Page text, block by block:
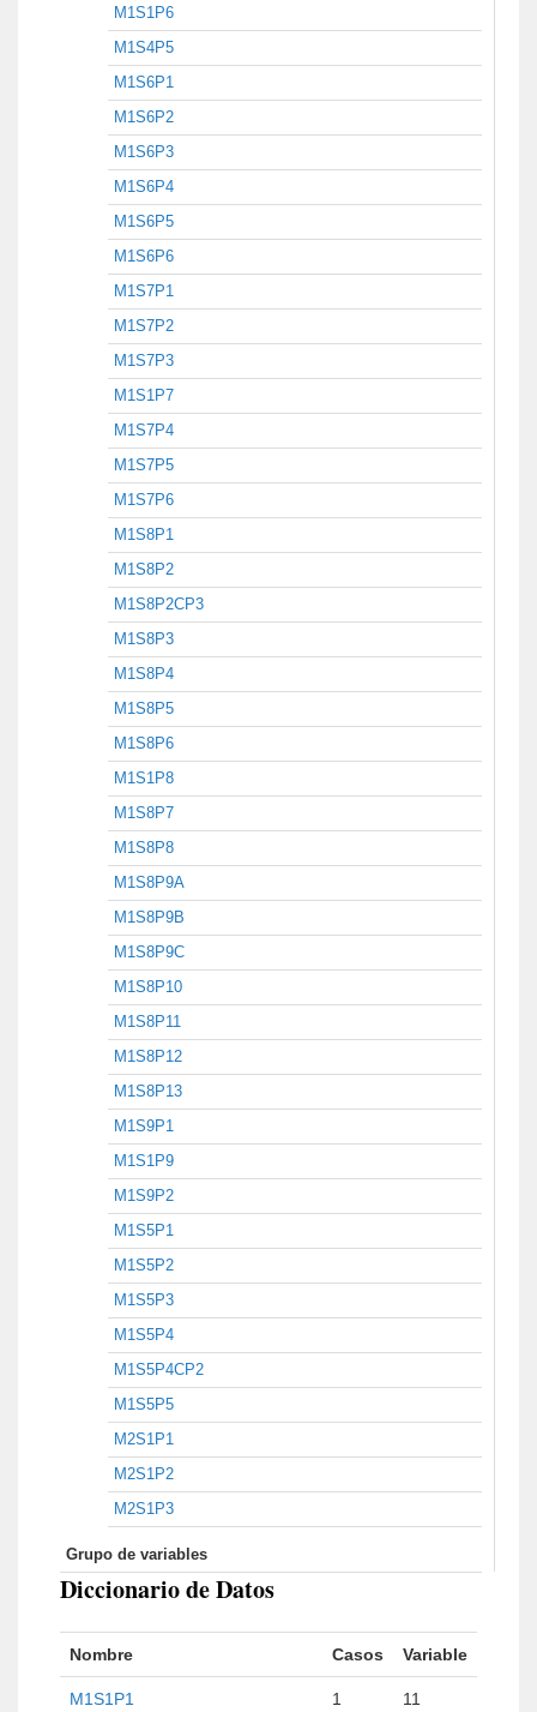
M1S1P6
M1S4P5
M1S6P1
M1S6P2
M1S6P3
M1S6P4
M1S6P5
M1S6P6
M1S7P1
M1S7P2
M1S7P3
M1S1P7
M1S7P4
M1S7P5
M1S7P6
M1S8P1
M1S8P2
M1S8P2CP3
M1S8P3
M1S8P4
M1S8P5
M1S8P6
M1S1P8
M1S8P7
M1S8P8
M1S8P9A
M1S8P9B
M1S8P9C
M1S8P10
M1S8P11
M1S8P12
M1S8P13
M1S9P1
M1S1P9
M1S9P2
M1S5P1
M1S5P2
M1S5P3
M1S5P4
M1S5P4CP2
M1S5P5
M2S1P1
M2S1P2
M2S1P3
Grupo de variables
Diccionario de Datos
Nombre Casos Variable
M1S1P1
1 11